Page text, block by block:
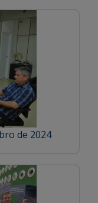
de 2024